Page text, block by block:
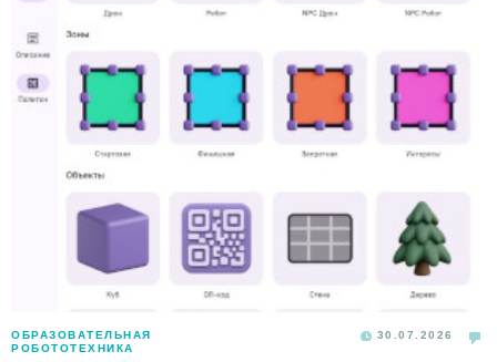
ОБРАЗОВАТЕЛЬНАЯ
РОБОТОТЕХНИКА
30.07.2026